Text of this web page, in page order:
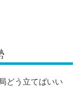
どう立てばいい